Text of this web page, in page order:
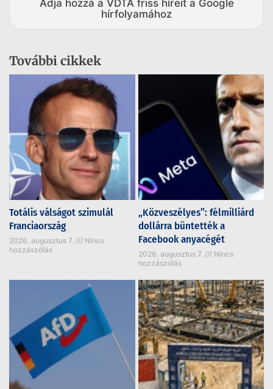
Adja hozzá a VDTA friss híreit a Google
hírfolyamához
További cikkek
Totális válságot szimulál
Franciaország
2026. augusztus 7.
Nincs
hozzászólás
„Közveszélyes”: félmilliárd
dollárra büntették a
Facebook anyacégét
2026. augusztus 7.
Nincs
hozzászólás